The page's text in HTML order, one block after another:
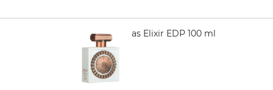
LATTAFA Nebras Elixir EDP 100 ml
2.180,00